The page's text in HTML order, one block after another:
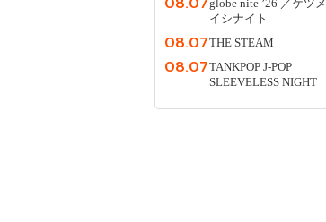
globe nite ’26 ／ケツメ
イシナイト
08.07THE STEAM
08.07TANKPOP J-POP
SLEEVELESS NIGHT